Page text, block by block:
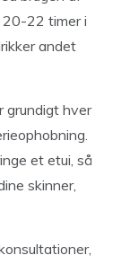
20-22 timer i
andet
grundigt hver
et etui, så
skinner,